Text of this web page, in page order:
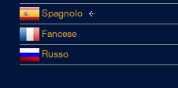
Spagnolo
Fancese
Russo